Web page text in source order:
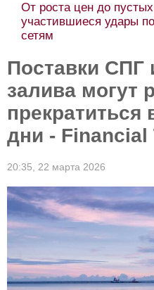
От роста цен до
участившиеся удары
сетям
Поставки СПГ
залива могут
дни - Financial
20:35, 22 марта 2026